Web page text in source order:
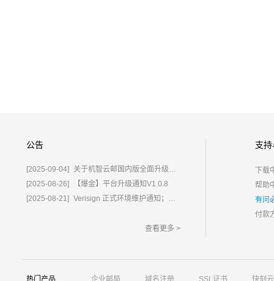
公告
[2025-09-04]
关于机智云邮国内版全面升级为%E2%80%9C鲸炫邮%E2%80%9D的通知
[2025-08-26]
【爆金】平台升级通知V1.0.8
[2025-08-21] Verisign 正式环境维护通知；含域名.com/.net
查看更多 >
支
下载
帮助
有问
付款
热门产品 企业邮局 域名注册 SSL证书 快刻云